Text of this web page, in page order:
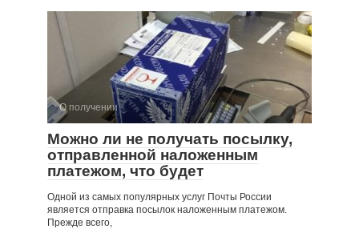
О получении
Можно ли не получать посылку,
отправленной наложенным
платежом, что будет
Одной из самых популярных услуг Почты России
является отправка посылок наложенным платежом.
Прежде всего,